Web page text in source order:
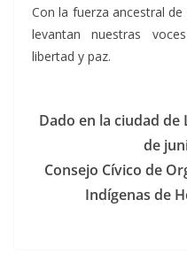
Con la fuerza ancestral
levantan nuestras
libertad y paz.
Dado en la ciudad de
de
Consejo Cívico de
Indígenas de